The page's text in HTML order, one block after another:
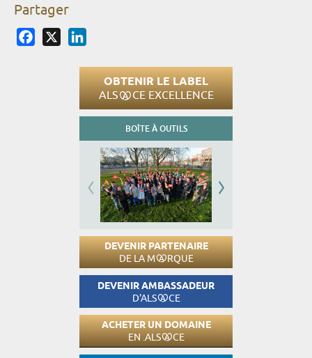
Partager
Facebook
OBTENIR LE LABEL
ALS CE EXCELLENCE
BOÎTE À OUTILS
DEVENIR PARTENAIRE
DE LA M RQUE
DEVENIR AMBASSADEUR
D'ALS CE
ACHETER UN DOMAINE
EN .ALS CE